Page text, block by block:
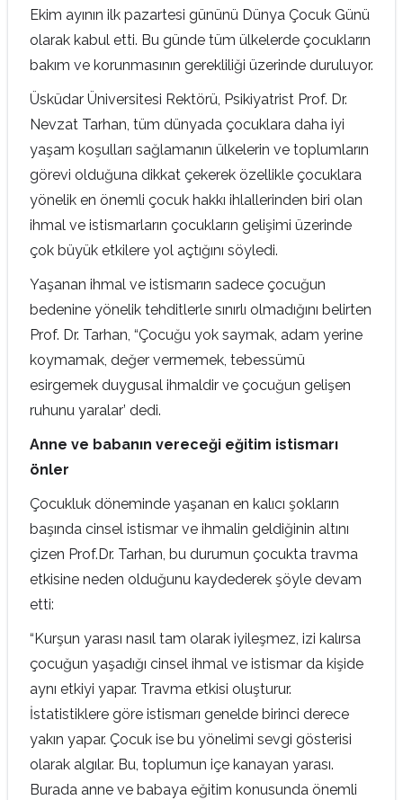
Ekim ayının ilk pazartesi gününü Dünya Çocuk Günü
olarak kabul etti. Bu günde tüm ülkelerde çocukların
bakım ve korunmasının gerekliliği üzerinde duruluyor.
Üsküdar Üniversitesi Rektörü, Psikiyatrist Prof. Dr.
Nevzat Tarhan, tüm dünyada çocuklara daha iyi
yaşam koşulları sağlamanın ülkelerin ve toplumların
görevi olduğuna dikkat çekerek özellikle çocuklara
yönelik en önemli çocuk hakkı ihlallerinden biri olan
ihmal ve istismarların çocukların gelişimi üzerinde
çok büyük etkilere yol açtığını söyledi.
Yaşanan ihmal ve istismarın sadece çocuğun
bedenine yönelik tehditlerle sınırlı olmadığını belirten
Prof. Dr. Tarhan, “Çocuğu yok saymak, adam yerine
koymamak, değer vermemek, tebessümü
esirgemek duygusal ihmaldir ve çocuğun gelişen
ruhunu yaralar’ dedi.
Anne ve babanın vereceği eğitim istismarı
önler
Çocukluk döneminde yaşanan en kalıcı şokların
başında cinsel istismar ve ihmalin geldiğinin altını
çizen Prof.Dr. Tarhan, bu durumun çocukta travma
etkisine neden olduğunu kaydederek şöyle devam
etti:
“Kurşun yarası nasıl tam olarak iyileşmez, izi kalırsa
çocuğun yaşadığı cinsel ihmal ve istismar da kişide
aynı etkiyi yapar. Travma etkisi oluşturur.
İstatistiklere göre istismarı genelde birinci derece
yakın yapar. Çocuk ise bu yönelimi sevgi gösterisi
olarak algılar. Bu, toplumun içe kanayan yarası.
Burada anne ve babaya eğitim konusunda önemli